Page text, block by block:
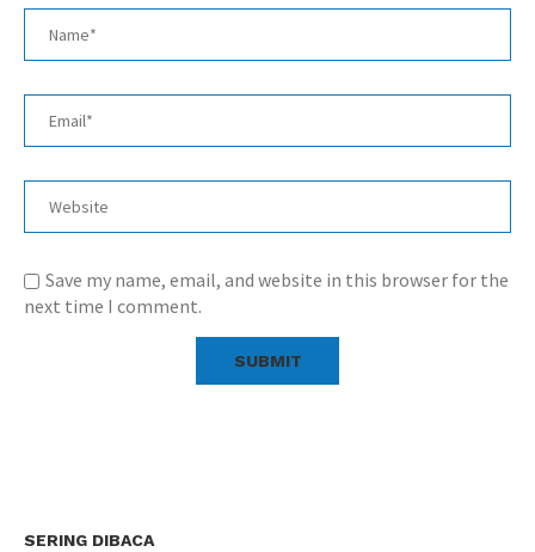
Save my name, email, and website in this browser for the
next time I comment.
SERING DIBACA